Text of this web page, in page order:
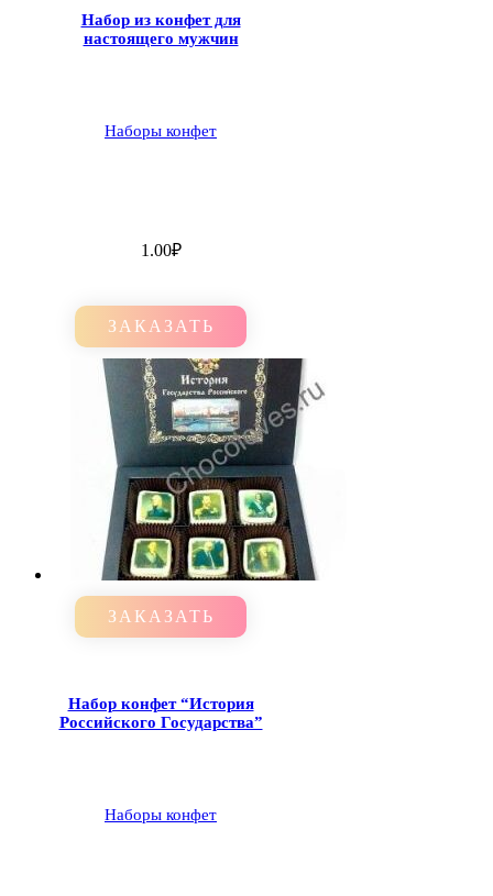
Набор из конфет для
настоящего мужчин
Наборы конфет
1.00₽
ЗАКАЗАТЬ
ЗАКАЗАТЬ
Набор конфет “История
Российского Государства”
Наборы конфет